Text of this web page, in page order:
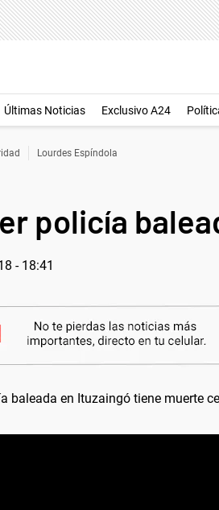
Últimas Noticias Exclusivo A24
Lourdes Espíndola
policía
- 18:41